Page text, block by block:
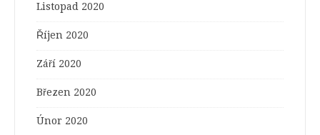
Listopad 2020
Říjen 2020
Září 2020
Březen 2020
Únor 2020